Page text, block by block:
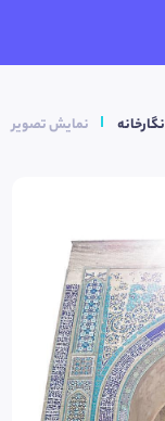
نگارخانه نمایش تصویر